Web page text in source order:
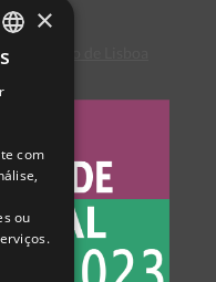
Consumo de Lisboa
×
com
ou